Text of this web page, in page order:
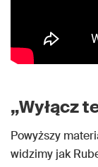
„Wyłącz
Powyższy
widzimy jak